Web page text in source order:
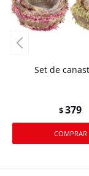
Set de
$379